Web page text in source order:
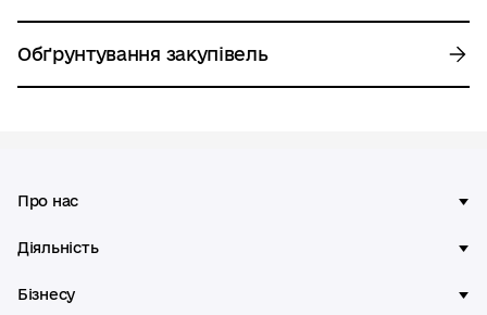
Обґрунтування закупівель
Про нас
Діяльність
Бізнесу